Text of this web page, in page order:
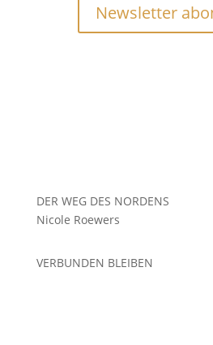
Newsletter
DER WEG DES NORDENS
Nicole Roewers
VERBUNDEN BLEIBEN